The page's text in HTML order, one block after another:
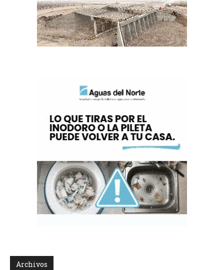
Archivos